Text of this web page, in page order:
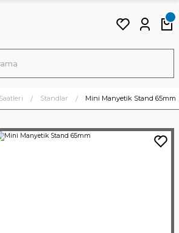
Standlar Mini Manyetik Stand 65mm